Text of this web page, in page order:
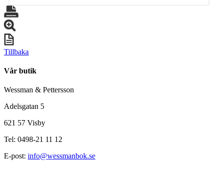
Tillbaka
Vår butik
Wessman & Pettersson
Adelsgatan 5
621 57 Visby
Tel: 0498-21 11 12
E-post: info@wessmanbok.se